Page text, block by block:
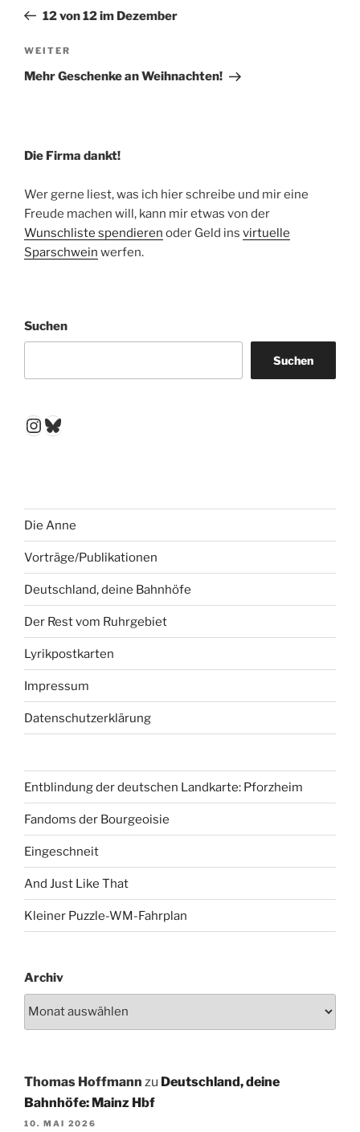
Beitrag
12 von 12 im Dezember
Nächster
Beitrag
WEITER
Mehr Geschenke an Weihnachten!
Die Firma dankt!
Wer gerne liest, was ich hier schreibe und mir eine
Freude machen will, kann mir etwas von der
Wunschliste spendieren oder Geld ins virtuelle
Sparschwein werfen.
Suchen
Suchen
Instagram
Bluesky
Die Anne
Vorträge/Publikationen
Deutschland, deine Bahnhöfe
Der Rest vom Ruhrgebiet
Lyrikpostkarten
Impressum
Datenschutzerklärung
Entblindung der deutschen Landkarte: Pforzheim
Fandoms der Bourgeoisie
Eingeschneit
And Just Like That
Kleiner Puzzle-WM-Fahrplan
Archiv
Thomas Hoffmann zu Deutschland, deine
Bahnhöfe: Mainz Hbf
10. MAI 2026